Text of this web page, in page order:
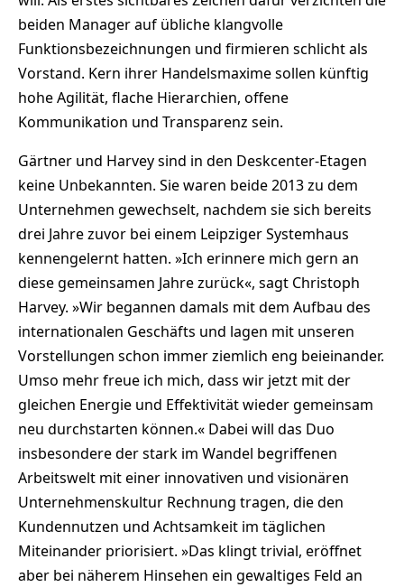
beiden Manager auf übliche klangvolle
Funktionsbezeichnungen und firmieren schlicht als
Vorstand. Kern ihrer Handelsmaxime sollen künftig
hohe Agilität, flache Hierarchien, offene
Kommunikation und Transparenz sein.
Gärtner und Harvey sind in den Deskcenter-Etagen
keine Unbekannten. Sie waren beide 2013 zu dem
Unternehmen gewechselt, nachdem sie sich bereits
drei Jahre zuvor bei einem Leipziger Systemhaus
kennengelernt hatten. »Ich erinnere mich gern an
diese gemeinsamen Jahre zurück«, sagt Christoph
Harvey. »Wir begannen damals mit dem Aufbau des
internationalen Geschäfts und lagen mit unseren
Vorstellungen schon immer ziemlich eng beieinander.
Umso mehr freue ich mich, dass wir jetzt mit der
gleichen Energie und Effektivität wieder gemeinsam
neu durchstarten können.« Dabei will das Duo
insbesondere der stark im Wandel begriffenen
Arbeitswelt mit einer innovativen und visionären
Unternehmenskultur Rechnung tragen, die den
Kundennutzen und Achtsamkeit im täglichen
Miteinander priorisiert. »Das klingt trivial, eröffnet
aber bei näherem Hinsehen ein gewaltiges Feld an